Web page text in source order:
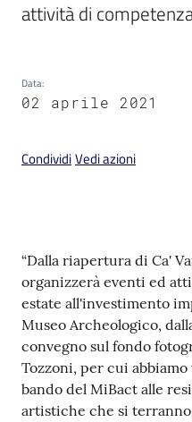
V
i
m
o
l
a
Argomenti
Data:
02 aprile 2021
CondividiVedi azioni
Contenuto
“Dalla riapertura di Ca'
organizzerà eventi ed
estate all'investimento
Museo Archeologico,
convegno sul fondo
Tozzoni, per cui
bando del MiBact alle
artistiche che si terranno